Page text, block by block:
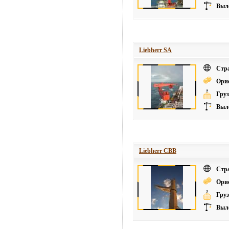
Liebherr SA
Liebherr СВВ